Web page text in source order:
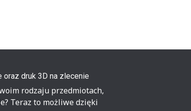
oraz druk 3D na zlecenie
rodzaju przedmiotach,
Teraz to możliwe dzięki